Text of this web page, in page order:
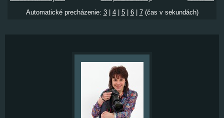
Automatické precházenie: 3| 4| 5| 6| 7(čas v sekundách)